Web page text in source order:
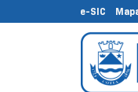
e-SIC